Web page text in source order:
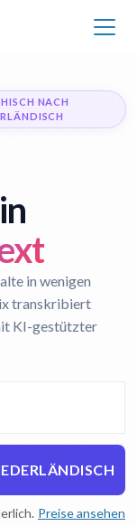
NACH
in wenigen
transkribiert
KI-gestützter
Preise ansehen